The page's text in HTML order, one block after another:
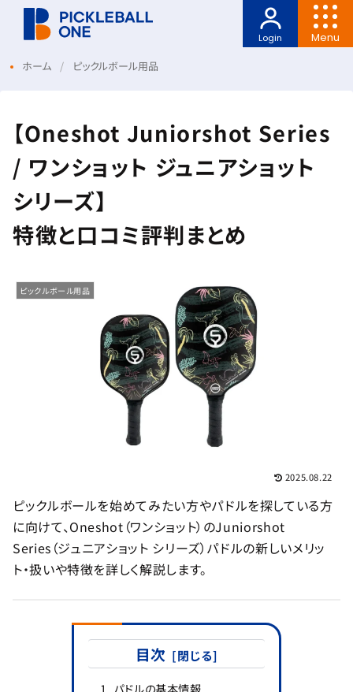
Menu
Login
ホーム ピックルボール用品
【Oneshot Juniorshot Series
/ ワンショット ジュニアショット
シリーズ】
特徴と口コミ評判まとめ
ピックルボール用品
2025.08.22
ピックルボールを始めてみたい方やパドルを探している方
に向けて、Oneshot（ワンショット）のJuniorshot
Series（ジュニアショット シリーズ）パドルの新しいメリッ
ト・扱いや特徴を詳しく解説します。
目次
パドルの基本情報